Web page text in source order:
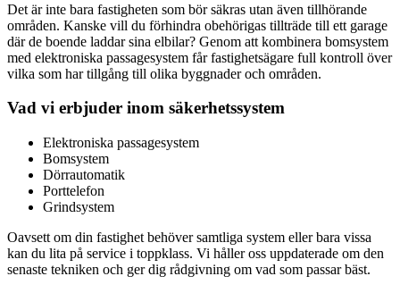
Det är inte bara fastigheten som bör säkras utan även tillhörande
områden. Kanske vill du förhindra obehörigas tillträde till ett garage
där de boende laddar sina elbilar? Genom att kombinera bomsystem
med elektroniska passagesystem får fastighetsägare full kontroll över
vilka som har tillgång till olika byggnader och områden.
Vad vi erbjuder inom säkerhetssystem
Elektroniska passagesystem
Bomsystem
Dörrautomatik
Porttelefon
Grindsystem
Oavsett om din fastighet behöver samtliga system eller bara vissa
kan du lita på service i toppklass. Vi håller oss uppdaterade om den
senaste tekniken och ger dig rådgivning om vad som passar bäst.